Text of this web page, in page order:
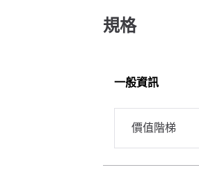
規格
一般資訊
價值階梯